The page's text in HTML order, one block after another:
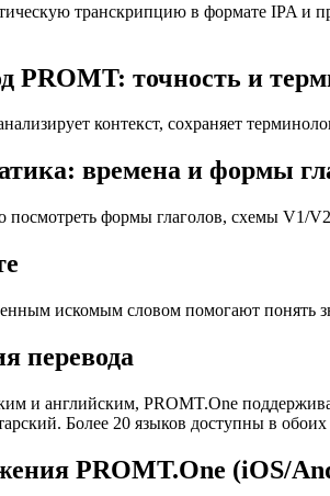
транскрипцию в формате IPA и
PROMT: точность и
контекст, сохраняет
времена и формы
формы глаголов, схемы V1/
искомым словом помогают понять
перевода
и английским, PROMT.One
Более 20 языков доступны в
PROMT.One (iOS/